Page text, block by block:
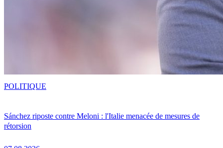
Sánchez riposte contre Meloni : l'Italie menacée de mesures de
rétorsion
POLITIQUE